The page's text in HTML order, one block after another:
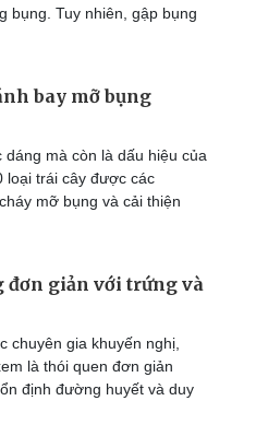
bụng. Tuy nhiên, gập bụng
bay mỡ bụng
mà còn là dấu hiệu của
loại trái cây được các
mỡ bụng và cải thiện
đơn giản với trứng và
chuyên gia khuyến nghị,
là thói quen đơn giản
định đường huyết và duy